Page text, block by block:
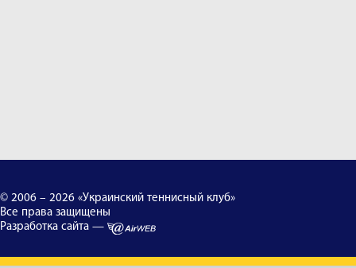
© 2006 – 2026 «Украинский теннисный клуб»
Все права защищены
Разработка сайта —